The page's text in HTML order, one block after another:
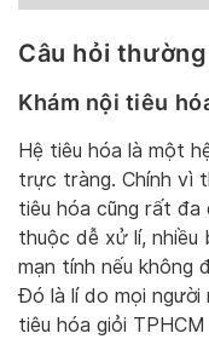
Câu hỏi
Khám nội tiêu
Hệ tiêu hóa là một
trực tràng. Chính vì
tiêu hóa cũng rất đa
thuộc dễ xử lí, nhiều
mạn tính nếu không
Đó là lí do mọi
tiêu hóa giỏi